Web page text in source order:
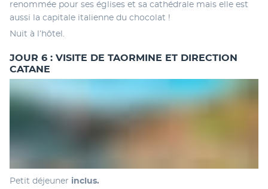
renommée pour ses églises et sa cathédrale mais elle est
aussi la capitale italienne du chocolat !
Nuit à l’hôtel.
JOUR 6 : VISITE DE TAORMINE ET DIRECTION
CATANE
Petit déjeuner inclus.